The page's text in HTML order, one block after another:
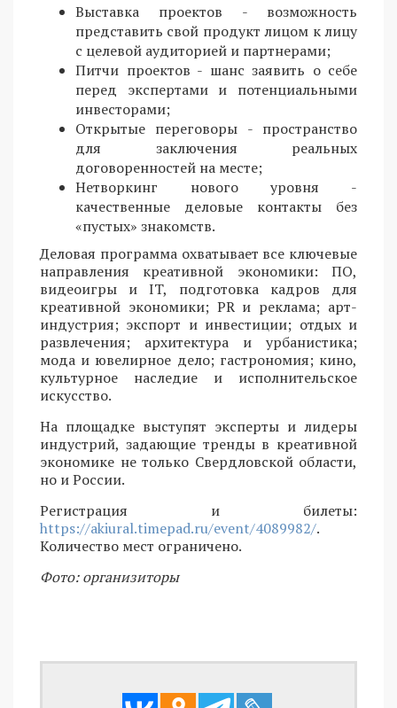
Выставка проектов - возможность
представить свой продукт лицом к лицу
с целевой аудиторией и партнерами;
Питчи проектов - шанс заявить о себе
перед экспертами и потенциальными
инвесторами;
Открытые переговоры - пространство
для заключения реальных
договоренностей на месте;
Нетворкинг нового уровня -
качественные деловые контакты без
«пустых» знакомств.
Деловая программа охватывает все ключевые
направления креативной экономики: ПО,
видеоигры и IT, подготовка кадров для
креативной экономики; PR и реклама; арт-
индустрия; экспорт и инвестиции; отдых и
развлечения; архитектура и урбанистика;
мода и ювелирное дело; гастрономия; кино,
культурное наследие и исполнительское
искусство.
На площадке выступят эксперты и лидеры
индустрий, задающие тренды в креативной
экономике не только Свердловской области,
но и России.
Регистрация и билеты:
https://akiural.timepad.ru/event/4089982/.
Количество мест ограничено.
Фото: организиторы